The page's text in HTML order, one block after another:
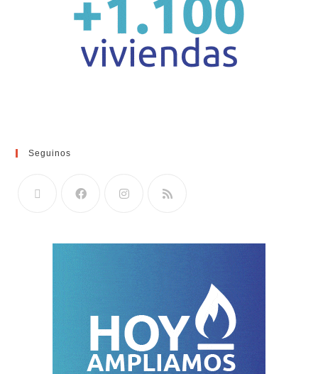
Seguinos